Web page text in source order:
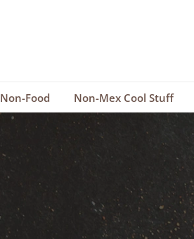
Non-Food Non-Mex Cool Stuff